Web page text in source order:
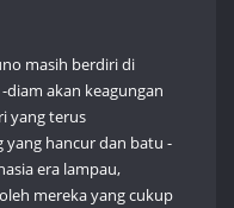
masih berdiri di
akan keagungan
yang terus
yang hancur dan batu -
era lampau,
mereka yang cukup